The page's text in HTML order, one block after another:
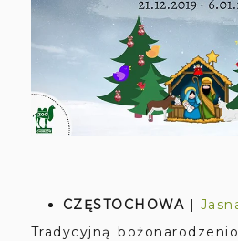
CZĘSTOCHOWA |
Tradycyjną